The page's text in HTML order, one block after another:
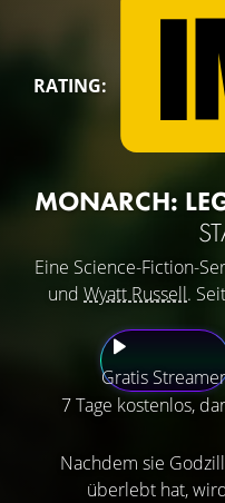
RATING:
MONARCH:
Eine Science-Fiction-
und Wyatt Russell.
Gratis
7 Tage kostenlos,
Nachdem sie
überlebt hat,